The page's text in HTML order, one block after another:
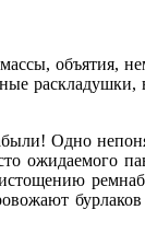
объятия,
Одно
ожидаемого